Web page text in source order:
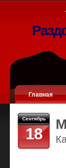
Главная
Сентябрь
18